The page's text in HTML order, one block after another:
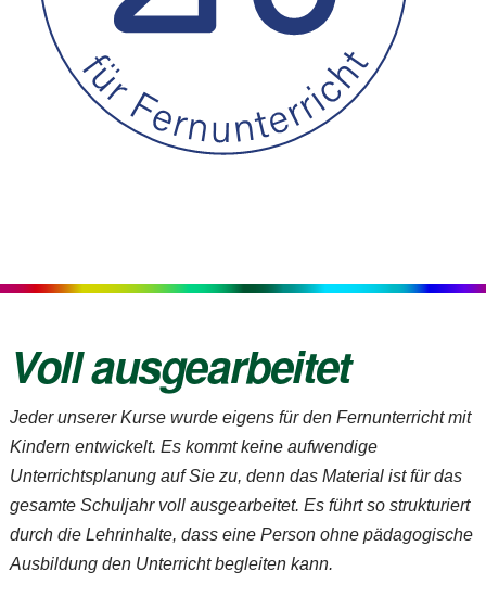
Voll ausgearbeitet
Jeder unserer Kurse wurde eigens für den Fernunterricht mit
Kindern entwickelt. Es kommt keine aufwendige
Unterrichtsplanung auf Sie zu, denn das Material ist für das
gesamte Schuljahr voll ausgearbeitet. Es führt so strukturiert
durch die Lehrinhalte, dass eine Person ohne pädagogische
Ausbildung den Unterricht begleiten kann.